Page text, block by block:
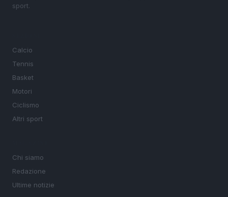
sport.
Calcio
Tennis
Basket
Motori
Ciclismo
Altri sport
Chi siamo
Redazione
Ultime notizie